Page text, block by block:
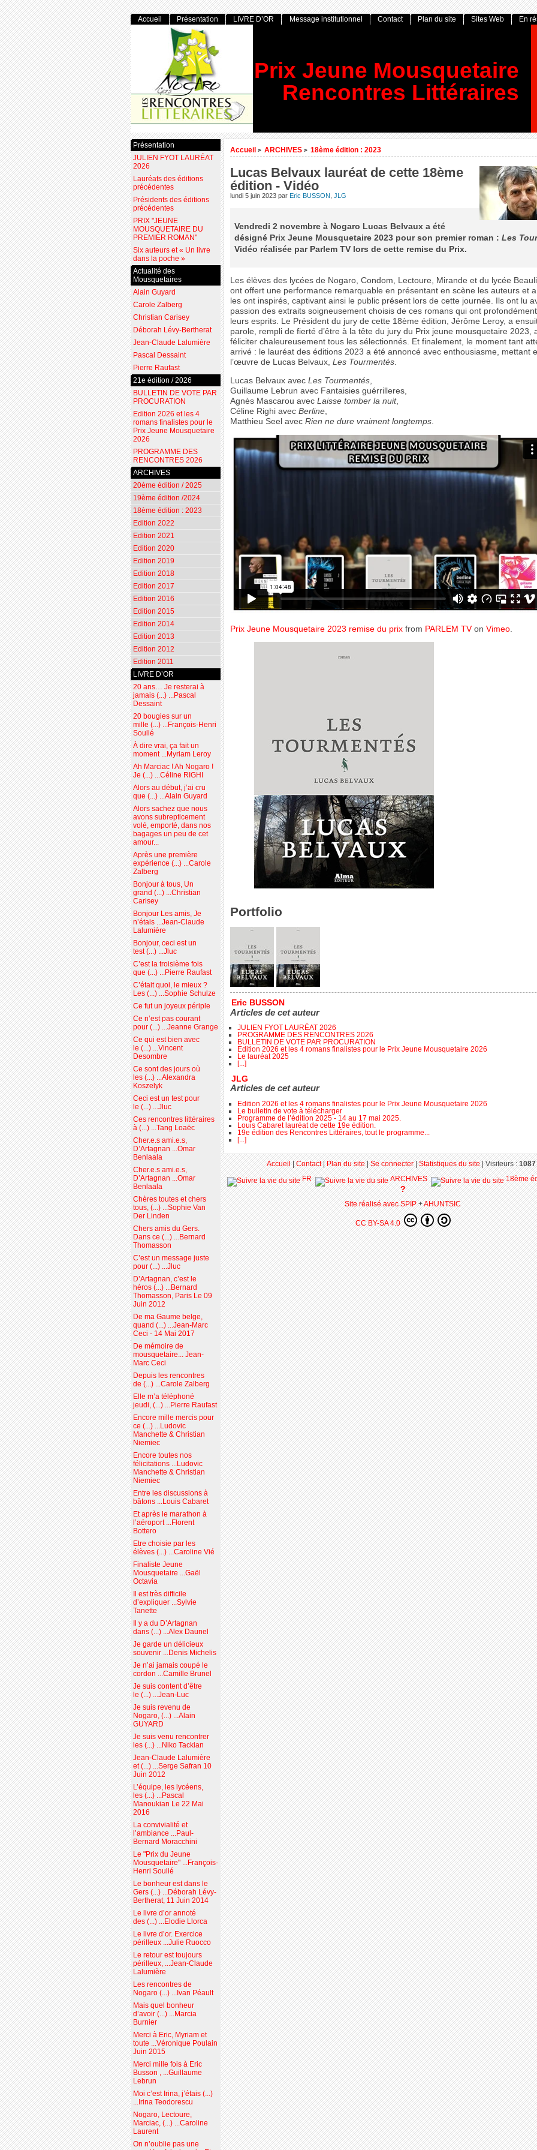
Prix Jeune Mousquetaire
Rencontres Littéraires
Accueil > ARCHIVES > 18ème édition : 2023
Lucas Belvaux lauréat de cette 18ème
édition - Vidéo
lundi 5 juin 2023 par Eric BUSSON JLG
Vendredi 2 novembre à Nogaro Lucas Belvaux a été
désigné Prix Jeune Mousquetaire 2023 pour son premier roman : Les
Vidéo réalisée par Parlem TV lors de cette remise du Prix.
Les élèves des lycées de Nogaro, Condom, Lectoure, Mirande et du lycée
ont offert une performance remarquable en présentant en scène les auteurs et
les ont inspirés, captivant ainsi le public présent lors de cette journée. Ils ont lu
passion des extraits soigneusement choisis de ces romans qui ont
leurs esprits. Le Président du jury de cette 18ème édition, Jérôme Leroy, a
parole, rempli de fierté d’être à la tête du jury du Prix jeune mousquetaire 2023,
féliciter chaleureusement tous les sélectionnés. Et finalement, le moment tant
arrivé : le lauréat des éditions 2023 a été annoncé avec enthousiasme, mettant
l’œuvre de Lucas Belvaux, Les Tourmentés.
Lucas Belvaux avec Les Tourmentés,
Guillaume Lebrun avec Fantaisies guérrilleres,
Agnès Mascarou avec Laisse tomber la nuit,
Céline Righi avec Berline,
Matthieu Seel avec Rien ne dure vraiment longtemps.
Prix Jeune Mousquetaire 2023 remise du prixfrom PARLEM TVon Vimeo.
Portfolio
Eric BUSSON
Articles de cet auteur
JULIEN FYOT LAURÉAT 2026
PROGRAMME DES RENCONTRES 2026
BULLETIN DE VOTE PAR PROCURATION
Edition 2026 et les 4 romans finalistes pour le Prix Jeune Mousquetaire 2026
Le lauréat 2025
[...]
JLG
Articles de cet auteur
Edition 2026 et les 4 romans finalistes pour le Prix Jeune Mousquetaire 2026
Le bulletin de vote à télécharger
Programme de l’édition 2025 - 14 au 17 mai 2025.
Louis Cabaret lauréat de cette 19e édition.
19e édition des Rencontres Littéraires, tout le programme...
[...]
Accueil Présentation LIVRE D’OR Message institutionnel Contact Plan du site Sites Web En
Présentation
JULIEN FYOT LAURÉAT
2026
Lauréats des éditions
précédentes
Présidents des éditions
précédentes
PRIX "JEUNE
MOUSQUETAIRE DU
PREMIER ROMAN"
Six auteurs et « Un livre
dans la poche »
Actualité des
Mousquetaires
Alain Guyard
Carole Zalberg
Christian Carisey
Déborah Lévy-Bertherat
Jean-Claude Lalumière
Pascal Dessaint
Pierre Raufast
21e édition / 2026
BULLETIN DE VOTE PAR
PROCURATION
Edition 2026 et les 4
romans finalistes pour le
Prix Jeune Mousquetaire
2026
PROGRAMME DES
RENCONTRES 2026
ARCHIVES
20ème édition / 2025
19ème édition /2024
18ème édition : 2023
Edition 2022
Edition 2021
Edition 2020
Edition 2019
Edition 2018
Edition 2017
Edition 2016
Edition 2015
Edition 2014
Edition 2013
Edition 2012
Edition 2011
LIVRE D’OR
20 ans… Je resterai à
jamais (...) ...Pascal
Dessaint
20 bougies sur un
mille (...) ...François-Henri
Soulié
À dire vrai, ça fait un
moment ...Myriam Leroy
Ah Marciac ! Ah Nogaro !
Je (...) ...Céline RIGHI
Alors au début, j’ai cru
que (...) ...Alain Guyard
Alors sachez que nous
avons subrepticement
volé, emporté, dans nos
bagages un peu de cet
amour...
Après une première
expérience (...) ...Carole
Zalberg
Bonjour à tous, Un
grand (...) ...Christian
Carisey
Bonjour Les amis, Je
n’étais ...Jean-Claude
Lalumière
Bonjour, ceci est un
test (...) ...Jluc
C’est la troisième fois
que (...) ...Pierre Raufast
C’était quoi, le mieux ?
Les (...) ...Sophie Schulze
Ce fut un joyeux périple
Ce n’est pas courant
pour (...) ...Jeanne Grange
Ce qui est bien avec
le (...) ...Vincent
Desombre
Ce sont des jours où
les (...) ...Alexandra
Koszelyk
Ceci est un test pour
le (...) ...Jluc
Ces rencontres littéraires
à (...) ...Tang Loaëc
Cher.e.s ami.e.s,
D’Artagnan ...Omar
Benlaala
Cher.e.s ami.e.s,
D’Artagnan ...Omar
Benlaala
Chères toutes et chers
tous, (...) ...Sophie Van
Der Linden
Chers amis du Gers.
Dans ce (...) ...Bernard
Thomasson
C’est un message juste
pour (...) ...Jluc
D’Artagnan, c’est le
héros (...) ...Bernard
Thomasson, Paris Le 09
Juin 2012
De ma Gaume belge,
quand (...) ...Jean-Marc
Ceci - 14 Mai 2017
De mémoire de
mousquetaire... Jean-
Marc Ceci
Depuis les rencontres
de (...) ...Carole Zalberg
Elle m’a téléphoné
jeudi, (...) ...Pierre Raufast
Encore mille mercis pour
ce (...) ...Ludovic
Manchette & Christian
Niemiec
Encore toutes nos
félicitations ...Ludovic
Manchette & Christian
Niemiec
Entre les discussions à
bâtons ...Louis Cabaret
Et après le marathon à
l’aéroport ...Florent
Bottero
Etre choisie par les
élèves (...) ...Caroline Vié
Finaliste Jeune
Mousquetaire ...Gaël
Octavia
Il est très difficile
d’expliquer ...Sylvie
Tanette
Il y a du D’Artagnan
dans (...) ...Alex Daunel
Je garde un délicieux
souvenir ...Denis Michelis
Je n’ai jamais coupé le
cordon ...Camille Brunel
Je suis content d’être
le (...) ...Jean-Luc
Je suis revenu de
Nogaro, (...) ...Alain
GUYARD
Je suis venu rencontrer
les (...) ...Niko Tackian
Jean-Claude Lalumière
et (...) ...Serge Safran 10
Juin 2012
L’équipe, les lycéens,
les (...) ...Pascal
Manoukian Le 22 Mai
2016
La convivialité et
l’ambiance ...Paul-
Bernard Moracchini
Le "Prix du Jeune
Mousquetaire" ...François-
Henri Soulié
Le bonheur est dans le
Gers (...) ...Déborah Lévy-
Bertherat, 11 Juin 2014
Le livre d’or annoté
des (...) ...Elodie Llorca
Le livre d’or. Exercice
périlleux ...Julie Ruocco
Le retour est toujours
périlleux, ...Jean-Claude
Lalumière
Les rencontres de
Nogaro (...) ...Ivan Péault
Mais quel bonheur
d’avoir (...) ...Marcia
Burnier
Merci à Eric, Myriam et
toute ...Véronique Poulain
Juin 2015
Merci mille fois à Eric
Busson , ...Guillaume
Lebrun
Moi c’est Irina, j’étais (...)
...Irina Teodorescu
Nogaro, Lectoure,
Marciac, (...) ...Caroline
Laurent
On n’oublie pas une
Accueil|Contact|Plan du site|Se connecter|Statistiques du site|Visiteurs :1087
FR
ARCHIVES 18ème
?
Site réalisé avec SPIP+AHUNTSIC
CC BY-SA 4.0